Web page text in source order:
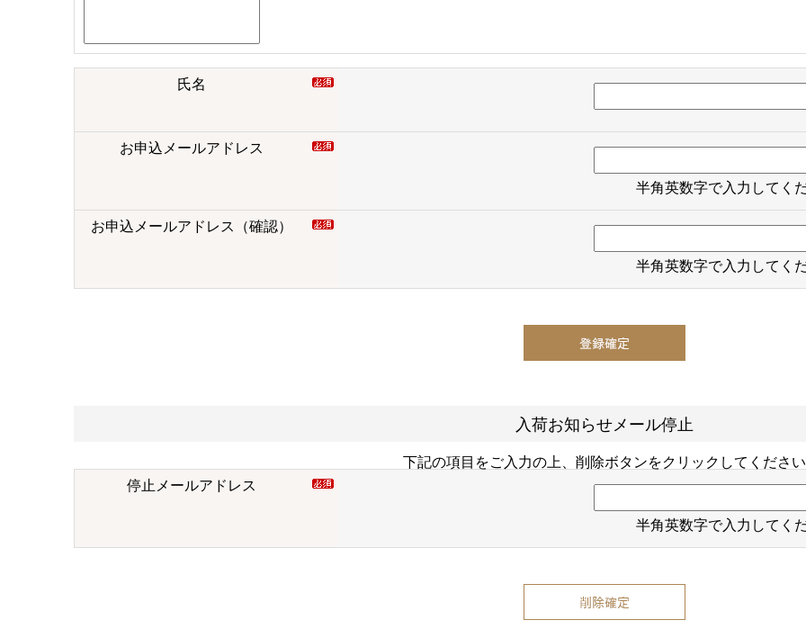
氏名
お申込メールアドレス
半角英数字で入力してく
お申込メールアドレス（確認）
半角英数字で入力してく
入荷お知らせメール停止
下記の項目をご入力の上、削除ボタンをクリックしてください
停止メールアドレス
半角英数字で入力してく